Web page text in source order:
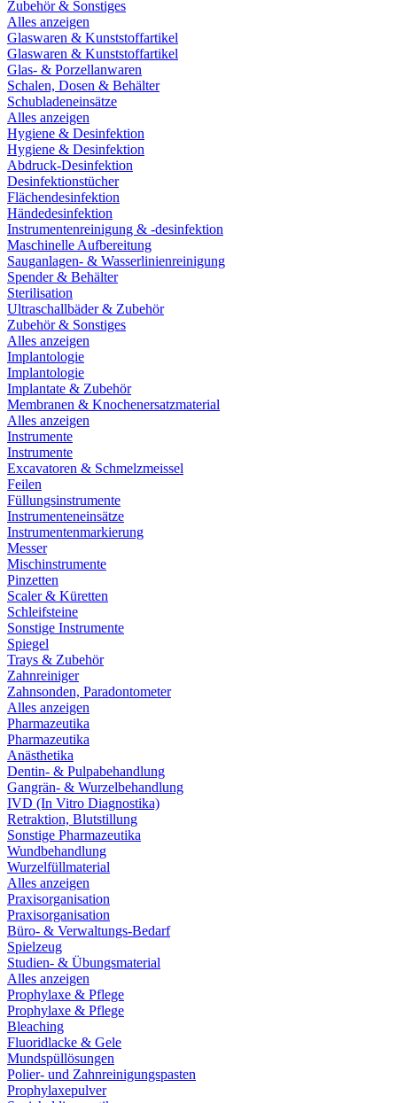
Zubehör & Sonstiges
Alles anzeigen
Glaswaren & Kunststoffartikel
Glaswaren & Kunststoffartikel
Glas- & Porzellanwaren
Schalen, Dosen & Behälter
Schubladeneinsätze
Alles anzeigen
Hygiene & Desinfektion
Hygiene & Desinfektion
Abdruck-Desinfektion
Desinfektionstücher
Flächendesinfektion
Händedesinfektion
Instrumentenreinigung & -desinfektion
Maschinelle Aufbereitung
Sauganlagen- & Wasserlinienreinigung
Spender & Behälter
Sterilisation
Ultraschallbäder & Zubehör
Zubehör & Sonstiges
Alles anzeigen
Implantologie
Implantologie
Implantate & Zubehör
Membranen & Knochenersatzmaterial
Alles anzeigen
Instrumente
Instrumente
Excavatoren & Schmelzmeissel
Feilen
Füllungsinstrumente
Instrumenteneinsätze
Instrumentenmarkierung
Messer
Mischinstrumente
Pinzetten
Scaler & Küretten
Schleifsteine
Sonstige Instrumente
Spiegel
Trays & Zubehör
Zahnreiniger
Zahnsonden, Paradontometer
Alles anzeigen
Pharmazeutika
Pharmazeutika
Anästhetika
Dentin- & Pulpabehandlung
Gangrän- & Wurzelbehandlung
IVD (In Vitro Diagnostika)
Retraktion, Blutstillung
Sonstige Pharmazeutika
Wundbehandlung
Wurzelfüllmaterial
Alles anzeigen
Praxisorganisation
Praxisorganisation
Büro- & Verwaltungs-Bedarf
Spielzeug
Studien- & Übungsmaterial
Alles anzeigen
Prophylaxe & Pflege
Prophylaxe & Pflege
Bleaching
Fluoridlacke & Gele
Mundspüllösungen
Polier- und Zahnreinigungspasten
Prophylaxepulver